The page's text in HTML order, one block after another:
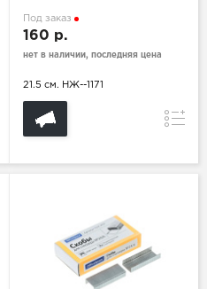
Под заказ
160 р.
нет в наличии, последняя цена
21.5 см. НЖ--1171